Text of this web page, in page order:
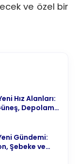
ve özel bir
Hız Alanları:
Depolama
Gündemi:
Şebeke ve